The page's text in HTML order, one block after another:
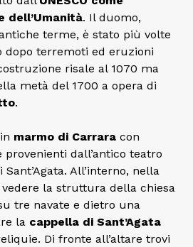
dell’Umanità. Il duomo,
terme, è stato più volte
terremoti ed eruzioni
risale al 1070 ma
metà del 1700 a opera di
.
in marmo di Carrara con
dall’antico teatro
All’interno, nella
la struttura della chiesa
tre navate e dietro una
la cappella di Sant’Agata
Di fronte all’altare trovi